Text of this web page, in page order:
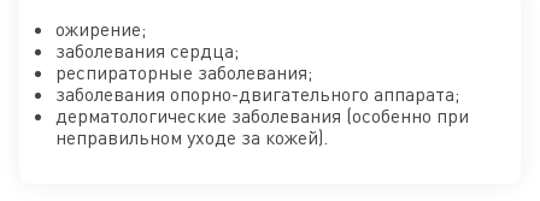
ожирение;
заболевания сердца;
респираторные заболевания;
заболевания опорно-двигательного аппарата;
дерматологические заболевания (особенно при
неправильном уходе за кожей).